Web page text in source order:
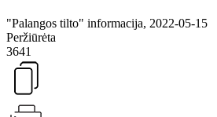
"Palangos tilto" informacija, 2022-05-15
Peržiūrėta
3641